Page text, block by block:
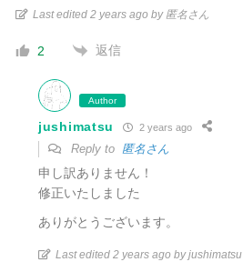
Last edited 2 years ago by 匿名さん
2 返信
Author
jushimatsu 2 years ago
Reply to 匿名さん
申し訳ありません！
修正いたしました
ありがとうございます。
Last edited 2 years ago by jushimatsu